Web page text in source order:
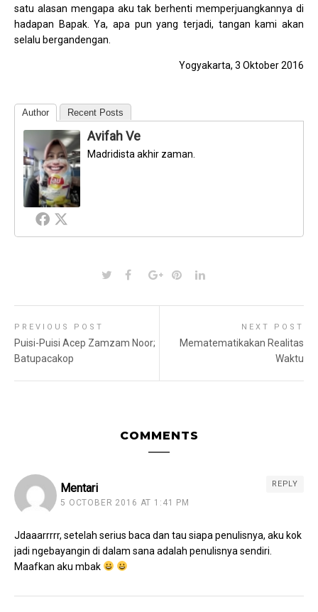
satu alasan mengapa aku tak berhenti memperjuangkannya di
hadapan Bapak. Ya, apa pun yang terjadi, tangan kami akan
selalu bergandengan.
Yogyakarta, 3 Oktober 2016
Author Recent Posts
Avifah Ve
Madridista akhir zaman.
PREVIOUS POST
Puisi-Puisi Acep Zamzam Noor;
Batupacakop
NEXT POST
Mematematikakan Realitas
Waktu
COMMENTS
Mentari
5 OCTOBER 2016 AT 1:41 PM
REPLY
Jdaaarrrrr, setelah serius baca dan tau siapa penulisnya, aku kok
jadi ngebayangin di dalam sana adalah penulisnya sendiri.
Maafkan aku mbak